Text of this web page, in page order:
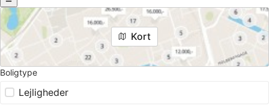
Kort
Boligtype
Lejligheder